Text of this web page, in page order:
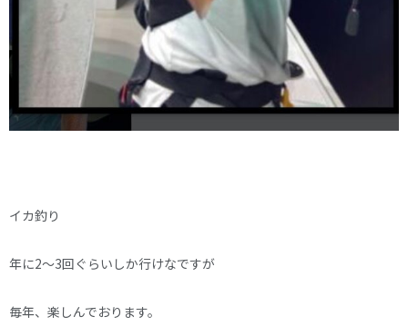
イカ釣り
年に2～3回ぐらいしか行けなですが
毎年、楽しんでおります。